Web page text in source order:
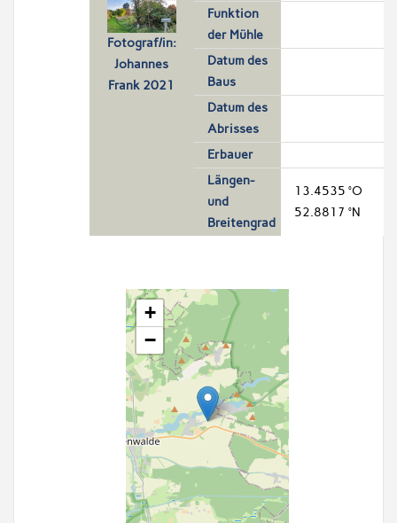
Fotograf/in:
Johannes
Frank 2021
Funktion
der Mühle
Datum des
Baus
Datum des
Abrisses
Erbauer
Längen-
und
Breitengrad
13.4535 °O
52.8817 °N
+
−